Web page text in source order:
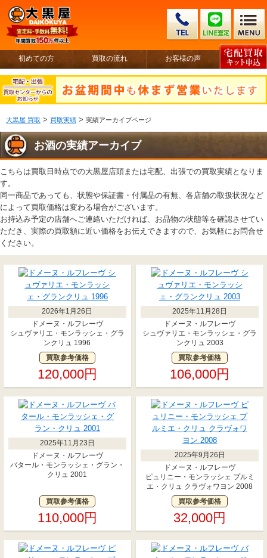
初めての方 買取の流れ お客様の声
大黒屋 買取 > 買取実績 > 実績アーカイブページ
お酒の実績アーカイブ
こちらは買取日時点での大黒屋店頭または宅配、出張での買取実績となりま
す。
同一商品であっても、状態や保証書・付属品の有無、各店舗の取扱状況など
によって買取価格は変わる場合がございます。
お持込み予定の店舗へご連絡いただければ、お品物の状態等を確認させてい
ただき、実際の買取額に近い価格をお伝えできますので、お気軽にお問合せ
ください。
2026年1月26日
ドメーヌ・ルフレーヴ
シュヴァリエ・モンラッシェ・グラ
ンクリュ 1996
買取参考価格
120,000円
2025年11月28日
ドメーヌ・ルフレーヴ
シュヴァリエ・モンラッシェ・グラ
ンクリュ 2003
買取参考価格
106,000円
2025年11月23日
ドメーヌ・ルフレーヴ
バタール・モンラッシェ・グラン・
クリュ 2001
買取参考価格
110,000円
2025年9月26日
ドメーヌ・ルフレーヴ
ピュリニー・モンラッシェ プルミ
エ・クリュ クラヴォワヨン 2008
買取参考価格
32,000円